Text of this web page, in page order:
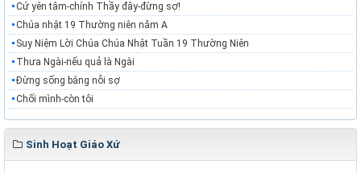
Cứ yên tâm-chính Thầy đây-đừng sợ!
Chúa nhật 19 Thường niên năm A
Suy Niệm Lời Chúa Chúa Nhật Tuần 19 Thường Niên
Thưa Ngài-nếu quả là Ngài
Đừng sống bằng nỗi sợ
Chối mình-còn tôi
Sinh Hoạt Giáo Xứ